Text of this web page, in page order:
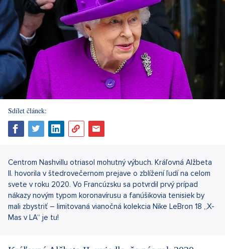
Sdílet článek:
Centrom Nashvillu otriasol mohutný výbuch. Kráľovná Alžbeta
II. hovorila v štedrovečernom prejave o zblížení ľudí na celom
svete v roku 2020. Vo Francúzsku sa potvrdil prvý prípad
nákazy novým typom koronavírusu a fanúšikovia tenisiek by
mali zbystriť – limitovaná vianočná kolekcia Nike LeBron 18 „X-
Mas v LA“ je tu!